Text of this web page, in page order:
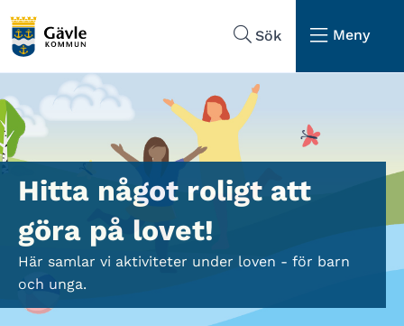
Sök
Meny
Hitta något roligt att
göra på lovet!
Här samlar vi aktiviteter under loven - för barn
och unga.